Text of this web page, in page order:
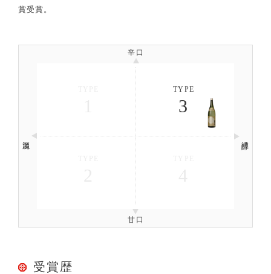
賞受賞。
辛口
甘口
TYPE
3
受賞歴